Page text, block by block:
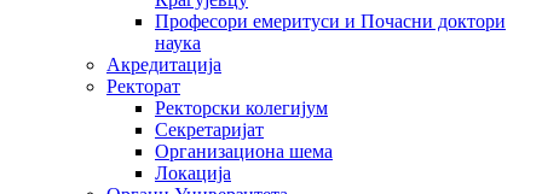
Професори емеритуси и Почасни доктори
наука
Акредитација
Ректорат
Ректорски колегијум
Секретаријат
Организациона шема
Локација